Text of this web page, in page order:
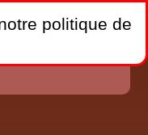
politique de